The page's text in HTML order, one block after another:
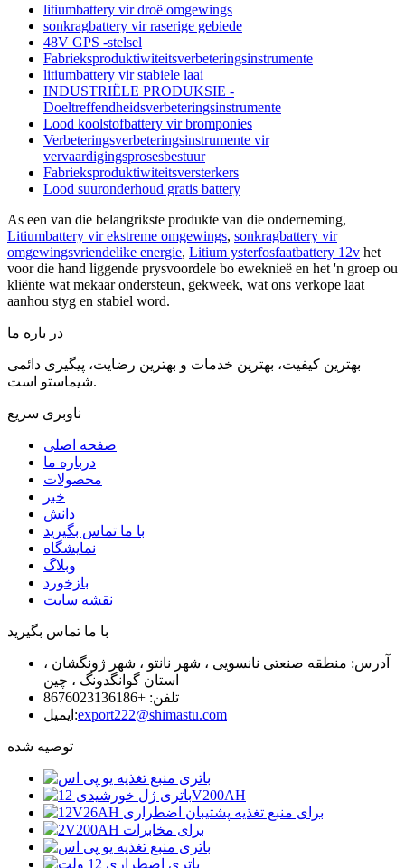
litiumbattery vir droë omgewings
sonkragbattery vir raserige gebiede
48V GPS -stelsel
Fabrieksproduktiwiteitsverbeteringsinstrumente
litiumbattery vir stabiele laai
INDUSTRIËLE PRODUKSIE -
Doeltreffendheidsverbeteringsinstrumente
Lood koolstofbattery vir bromponies
Verbeteringsverbeteringsinstrumente vir
vervaardigingsprosesbestuur
Fabrieksproduktiwiteitsversterkers
Lood suuronderhoud gratis battery
As een van die belangrikste produkte van die onderneming,
Litiumbattery vir ekstreme omgewings, sonkragbattery vir
omgewingsvriendelike energie, Litium ysterfosfaatbattery 12v het
voor die hand liggende prysvoordele bo eweknieë en het 'n groep ou
kliënte wat mekaar ondersteun, gekweek, wat ons verkope laat
aanhou styg en stabiel word.
در باره ما
بهترین کیفیت، بهترین خدمات و بهترین رضایت، پیگیری دائمی
شیماستو است.
ناوبری سریع
صفحه اصلی
درباره ما
محصولات
خبر
دانش
با ما تماس بگیرید
نمایشگاه
وبلاگ
بازخورد
نقشه سایت
با ما تماس بگیرید
آدرس: منطقه صنعتی نانسویی ، شهر نانتو ، شهر ژونگشان ،
استان گوانگدونگ ، چین
تلفن: +8676023136186
ایمیل:export222@shimastu.com
توصیه شده